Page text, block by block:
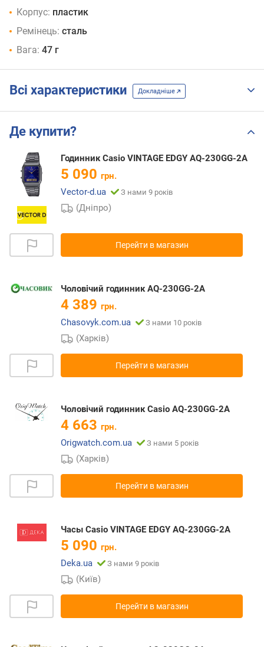
Корпус: пластик
Ремінець: сталь
Вага: 47 г
Всі характеристики Докладніше
Де купити?
Годинник Casio VINTAGE EDGY AQ-230GG-2A
5 090 грн.
Vector-d.ua
З нами 9 років
(Дніпро)
Перейти в магазин
Чоловічий годинник AQ-230GG-2A
4 389 грн.
Chasovyk.com.ua
З нами 10 років
(Харків)
Перейти в магазин
Чоловічий годинник Casio AQ-230GG-2A
4 663 грн.
Origwatch.com.ua
З нами 5 років
(Харків)
Перейти в магазин
Часы Casio VINTAGE EDGY AQ-230GG-2A
5 090 грн.
Deka.ua
З нами 9 років
(Київ)
Перейти в магазин